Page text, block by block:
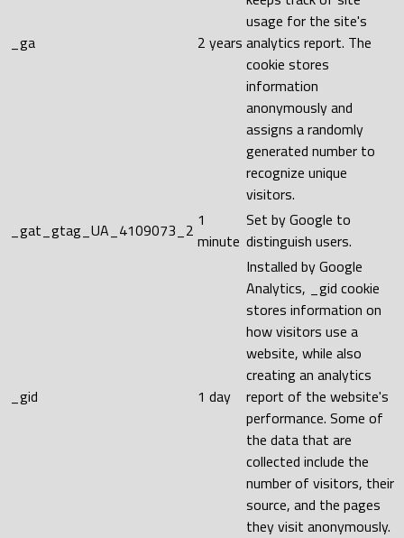
_ga 2 years
usage for the site's
analytics report. The
cookie stores
information
anonymously and
assigns a randomly
generated number to
recognize unique
visitors.
_gat_gtag_UA_4109073_2 1
minute
Set by Google to
distinguish users.
_gid 1 day
Installed by Google
Analytics, _gid cookie
stores information on
how visitors use a
website, while also
creating an analytics
report of the website's
performance. Some of
the data that are
collected include the
number of visitors, their
source, and the pages
they visit anonymously.